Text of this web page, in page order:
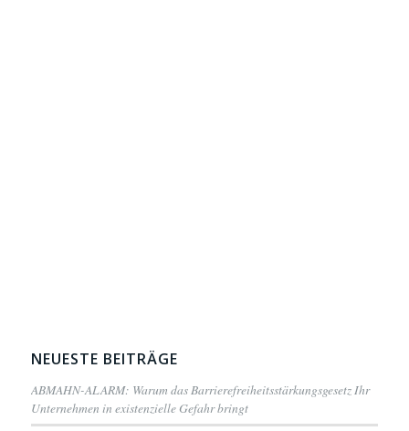
NEUESTE BEITRÄGE
ABMAHN-ALARM: Warum das Barrierefreiheitsstärkungsgesetz Ihr
Unternehmen in existenzielle Gefahr bringt